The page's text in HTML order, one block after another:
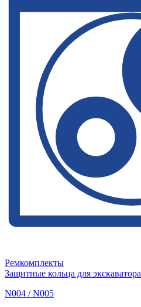
Ремкомплекты
Защитные кольца для экскаватора
N004 / N005